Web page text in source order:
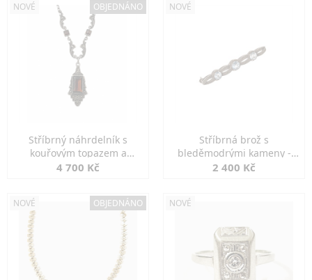
NOVÉ OBJEDNÁNO
Stříbrný náhrdelník s
kouřovým topazem a
markazity
4 700 Kč
NOVÉ
Stříbrná brož s
bleděmodrými kameny -
jemná elegance
2 400 Kč
NOVÉ OBJEDNÁNO NOVÉ